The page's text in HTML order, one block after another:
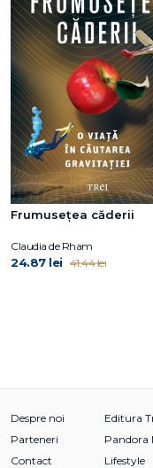
Frumusețea căderii
Claudia de Rham
24.87 lei 41.44 lei
Despre noi
Parteneri
Contact
Editura
Pandora
Lifestyle